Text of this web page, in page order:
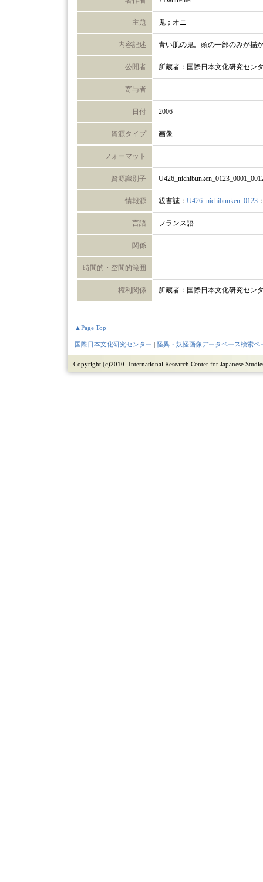
主題 鬼；オニ
内容記述 青い肌の鬼。頭の一部のみが描
公開者 所蔵者：国際日本文化研究セン
寄与者
日付 2006
資源タイプ 画像
フォーマット
資源識別子
情報源 親書誌： U426_nichibunken_0123
言語 フランス語
関係
時間的・空間的範囲
権利関係 所蔵者：国際日本文化研究セン
▲Page Top
国際日本文化研究センター |怪異・妖怪画像データベース検索ペ
Copyright (c)2010- International Research Center for Japanese